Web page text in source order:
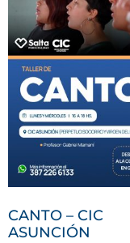
CANTO – CIC
ASUNCIÓN